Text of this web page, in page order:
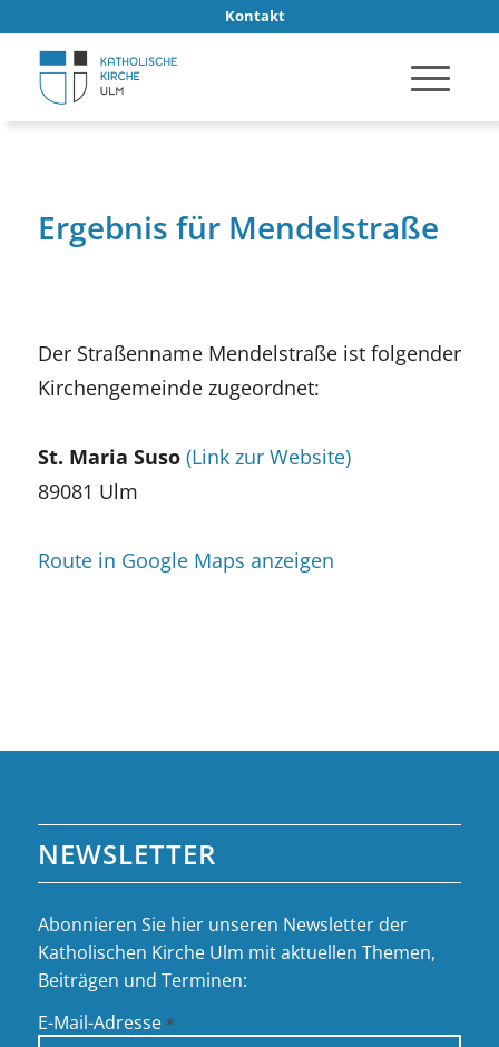
Kontakt
Ergebnis für Mendelstraße
Der Straßenname Mendelstraße ist folgender
Kirchengemeinde zugeordnet:
St. Maria Suso (Link zur Website)
89081 Ulm
Route in Google Maps anzeigen
NEWSLETTER
Abonnieren Sie hier unseren Newsletter der
Katholischen Kirche Ulm mit aktuellen Themen,
Beiträgen und Terminen:
E-Mail-Adresse *